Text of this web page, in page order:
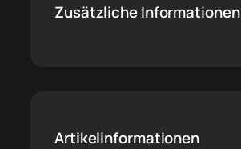
Zusätzliche Informationen
Artikelinformationen